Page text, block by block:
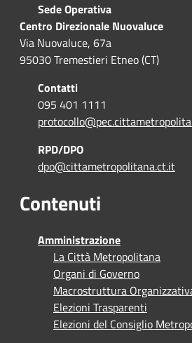
Sede Operativa
Centro Direzionale Nuovaluce
Via Nuovaluce, 67a
95030 Tremestieri Etneo (CT)
Contatti
095 401 1111
RPD/DPO
dpo@cittametropolitana.ct.it
Contenuti
Amministrazione
La Città Metropolitana
Organi di Governo
Macrostruttura
Elezioni Trasparenti
Elezioni del Consiglio